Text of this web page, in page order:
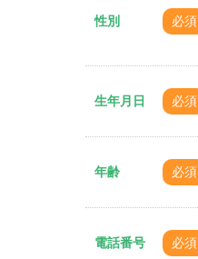
性別 必須
生年月日 必須
年齢 必須
電話番号 必須